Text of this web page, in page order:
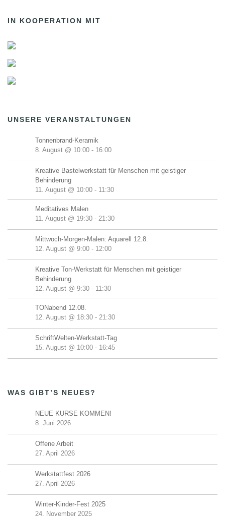
IN KOOPERATION MIT
UNSERE VERANSTALTUNGEN
Tonnenbrand-Keramik
8. August @ 10:00 - 16:00
Kreative Bastelwerkstatt für Menschen mit geistiger
Behinderung
11. August @ 10:00 - 11:30
Meditatives Malen
11. August @ 19:30 - 21:30
Mittwoch-Morgen-Malen: Aquarell 12.8.
12. August @ 9:00 - 12:00
Kreative Ton-Werkstatt für Menschen mit geistiger
Behinderung
12. August @ 9:30 - 11:30
TONabend 12.08.
12. August @ 18:30 - 21:30
SchriftWelten-Werkstatt-Tag
15. August @ 10:00 - 16:45
WAS GIBT’S NEUES?
NEUE KURSE KOMMEN!
8. Juni 2026
Offene Arbeit
27. April 2026
Werkstattfest 2026
27. April 2026
Winter-Kinder-Fest 2025
24. November 2025